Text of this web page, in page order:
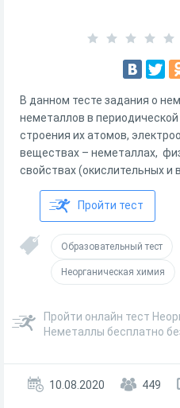
В данном тесте задания о
неметаллов в
строения их атомов,
веществах – неметаллах,
свойствах (окислительных и
Пройти тест
Образовательный тест
Неорганическая химия
Пройти онлайн тест
Неметаллы бесплатно
10.08.2020 449